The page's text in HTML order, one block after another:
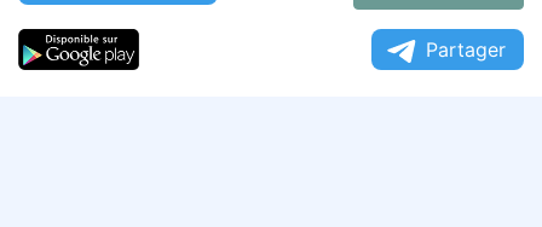
Partager